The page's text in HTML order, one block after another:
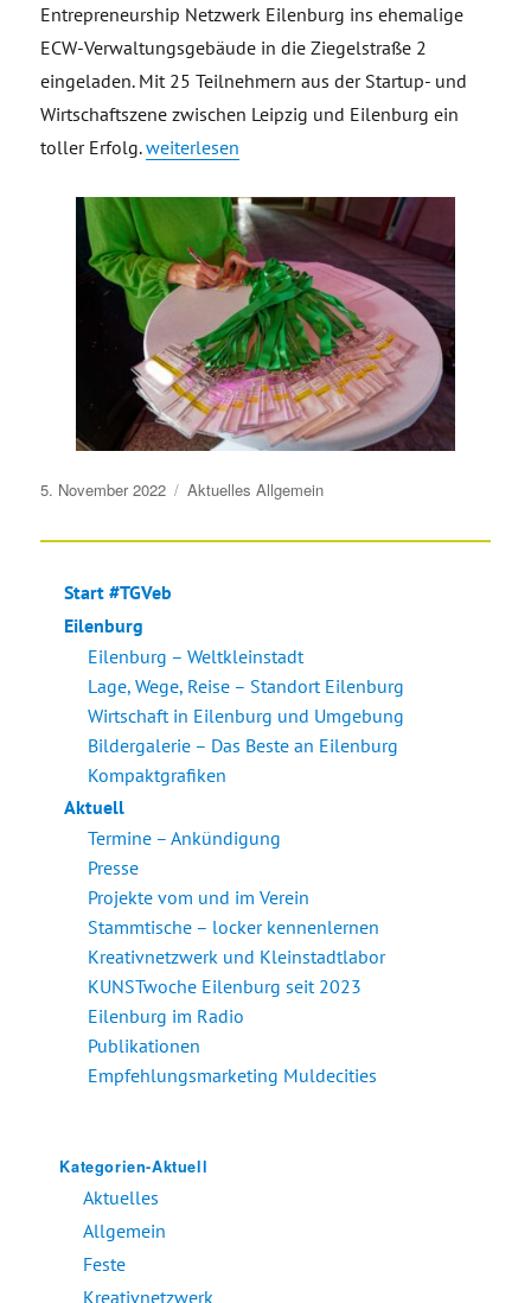
Entrepreneurship Netzwerk Eilenburg ins ehemalige
ECW-Verwaltungsgebäude in die Ziegelstraße 2
eingeladen. Mit 25 Teilnehmern aus der Startup- und
Wirtschaftszene zwischen Leipzig und Eilenburg ein
toller Erfolg.„Erfolgreicher Kick-Off – Coworking
weiterlesen
Veröffentlicht
5. November 2022 Aktuelles Allgemein
Start #TGVeb
Eilenburg
Eilenburg – Weltkleinstadt
Lage, Wege, Reise – Standort Eilenburg
Wirtschaft in Eilenburg und Umgebung
Bildergalerie – Das Beste an Eilenburg
Kompaktgrafiken
Aktuell
Termine – Ankündigung
Presse
Projekte vom und im Verein
Stammtische – locker kennenlernen
Kreativnetzwerk und Kleinstadtlabor
KUNSTwoche Eilenburg seit 2023
Eilenburg im Radio
Publikationen
Empfehlungsmarketing Muldecities
Kategorien-Aktuell
Aktuelles
Allgemein
Feste
Kreativnetzwerk